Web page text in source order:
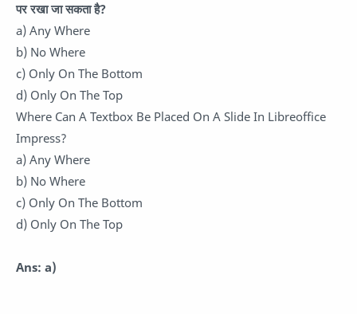
पर रखा जा सकता है?
a) Any Where
b) No Where
c) Only On The Bottom
d) Only On The Top
Where Can A Textbox Be Placed On A Slide In Libreoffice
Impress?
a) Any Where
b) No Where
c) Only On The Bottom
d) Only On The Top
Ans: a)